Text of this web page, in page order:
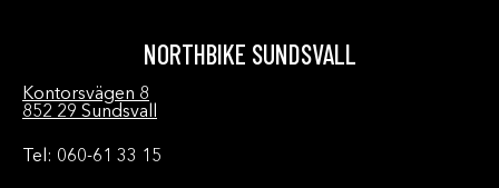
NORTHBIKE SUNDSVALL
Kontorsvägen 8
852 29 Sundsvall
Tel: 060-61 33 15